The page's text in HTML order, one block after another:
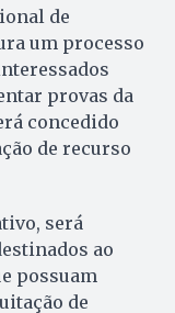
de
um processo
provas da
concedido
de recurso
será
ao
possuam
de